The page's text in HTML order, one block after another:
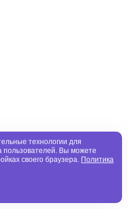
технологии для
пользователей. Вы можете
своего браузера. Политика